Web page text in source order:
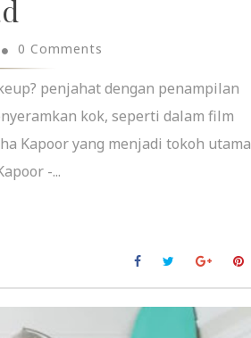
0 Comments
penjahat dengan penampilan
kok, seperti dalam film
Kapoor yang menjadi tokoh utama
-...